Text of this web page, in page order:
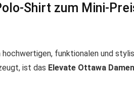
Shirt zum Mini-
hochwertigen, funktionalen und
ist das Elevate Ottawa